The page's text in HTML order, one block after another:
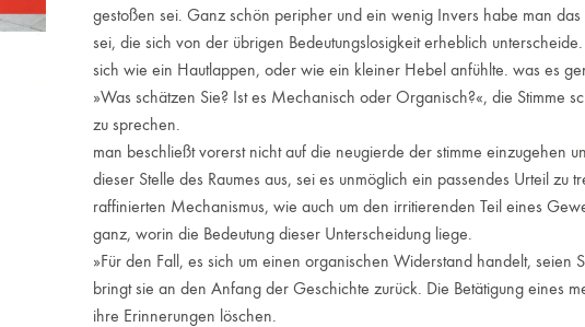
gestoßen sei. Ganz schön peripher und ein wenig Invers habe man
sei, die sich von der übrigen Bedeutungslosigkeit erheblich
sich wie ein Hautlappen, oder wie ein kleiner Hebel anfühlte. was es
»Was schätzen Sie? Ist es Mechanisch oder Organisch?«, die Stimme
zu sprechen.
man beschließt vorerst nicht auf die neugierde der stimme einzugehen
dieser Stelle des Raumes aus, sei es unmöglich ein passendes Urteil zu
raffinierten Mechanismus, wie auch um den irritierenden Teil eines
ganz, worin die Bedeutung dieser Unterscheidung liege.
»Für den Fall, es sich um einen organischen Widerstand handelt, seien
bringt sie an den Anfang der Geschichte zurück. Die Betätigung eines
ihre Erinnerungen löschen.